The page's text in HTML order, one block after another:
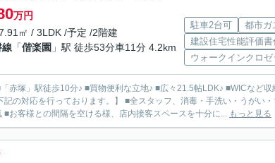
万円
㎡ / 3LDK /予定 /2階建
線 「偕楽園 」駅 徒歩53分車11分 4.2km
駐車2台可 都市ガ
建設住宅性能評価書
ウォークインクロゼ
赤塚」駅徒歩10分♪ ■買物便利な立地♪ ■広々21.5帖LDK♪ ■WICなど
の対応を行っております。】 ■全スタッフ、消毒・手洗い・うがい
お客様との間隔を空ける様、店内接客スペースを十分に... もっと見る